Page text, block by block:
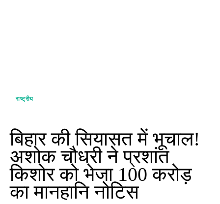
राष्ट्रीय
बिहार की सियासत में भूचाल!
अशोक चौधरी ने प्रशांत
किशोर को भेजा 100 करोड़
का मानहानि नोटिस